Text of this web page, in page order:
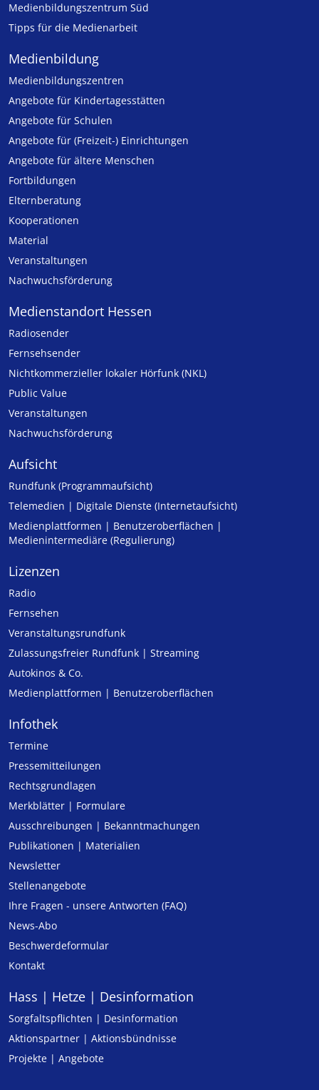
Medienbildungszentrum Süd
Tipps für die Medienarbeit
Medienbildung
Medien­bildungs­zentren
Angebote für Kinder­tages­stätten
Angebote für Schulen
Angebote für (Freizeit-) Ein­rich­tungen
Angebote für ältere Menschen
Fortbildungen
Elternberatung
Kooperationen
Material
Veranstaltungen
Nachwuchsförderung
Medienstandort Hessen
Radiosender
Fernsehsender
Nicht­kommer­zieller lo­ka­ler Hör­funk (NKL)
Public Value
Veranstaltungen
Nachwuchsförderung
Aufsicht
Rundfunk (Programmaufsicht)
Telemedien | Digitale Dienste (Internetaufsicht)
Medienplattformen | Benutzeroberflächen |
Medienintermediäre (Regulierung)
Lizenzen
Radio
Fernsehen
Veranstaltungsrundfunk
Zulassungs­freier Rund­funk | Streaming
Autokinos & Co.
Medienplattformen | Benutzeroberflächen
Infothek
Termine
Pressemitteilungen
Rechtsgrundlagen
Merkblätter | Formulare
Ausschreibungen | Bekanntmachungen
Publikationen | Materialien
Newsletter
Stellenangebote
Ihre Fragen - unsere Antworten (FAQ)
News-Abo
Beschwerdeformular
Kontakt
Hass | Hetze | Desinformation
Sorgfaltspflichten | Desinformation
Aktionspartner | Aktionsbündnisse
Projekte | Angebote